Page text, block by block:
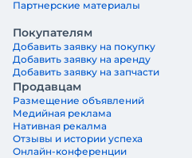
Партнерские материалы
Покупателям
Добавить заявку на покупку
Добавить заявку на аренду
Добавить заявку на запчасти
Продавцам
Размещение объявлений
Медийная реклама
Нативная рекалма
Отзывы и истории успеха
Онлайн-конференции